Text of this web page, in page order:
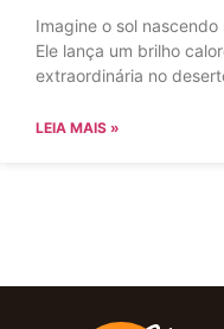
Imagine o sol
Ele lança um brilho
extraordinária no
LEIA MAIS »